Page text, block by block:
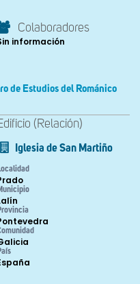
Colaboradores
información
de Estudios del Románico
(Relación)
Iglesia de San Martiño